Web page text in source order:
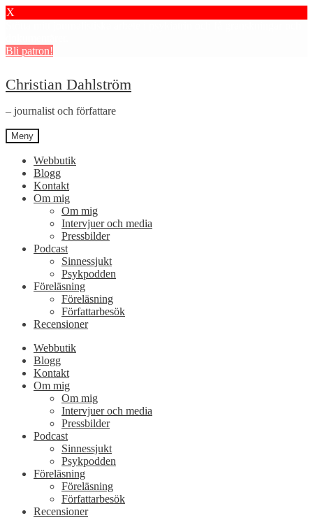
X
Bli patron!
Hoppa
till
navigering
Hoppa
till
innehåll
Christian Dahlström
– journalist och författare
Meny
Webbutik
Blogg
Kontakt
Om mig
Om mig
Intervjuer och media
Pressbilder
Podcast
Sinnessjukt
Psykpodden
Föreläsning
Föreläsning
Författarbesök
Recensioner
Webbutik
Blogg
Kontakt
Om mig
Om mig
Intervjuer och media
Pressbilder
Podcast
Sinnessjukt
Psykpodden
Föreläsning
Föreläsning
Författarbesök
Recensioner